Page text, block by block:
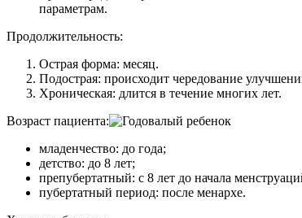
параметрам.
Продолжительность:
Острая форма: месяц.
Подострая: происходит чередование
Хроническая: длится в течение многих лет.
Возраст пациента:
младенчество: до года;
детство: до 8 лет;
препубертатный: с 8 лет до начала
пубертатный период: после менархе.